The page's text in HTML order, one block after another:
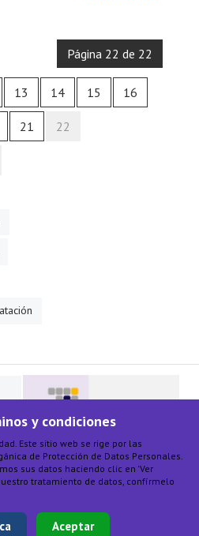
Página 22 de 22
13 14 15 16
21 22
y condiciones
Este sitio web se rige por las
de Protección de Datos Personales.
sus datos haciendo clic en 'Ver
tratamiento de datos, confírmelo
Aceptar